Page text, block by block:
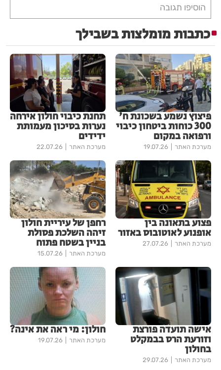
הוסיפו תגובה
כתבות מומלצות בשבילך
פיצוץ נשמע בשכונת ח'
300 כוחות ביטחון כיבוי
ורפואה במקום
מערכת האתר 19.07.26
תחנת כיבוי חולון אירחה
נערות בסיכון מעמותת
ידידים
מערכת האתר 22.07.26
פצוע בתאונה בין
אופנוע לאוטובוס באזור
מערכת האתר 27.07.26
רחפן של עיריית חולון
זיהה השלכת פסולת
בניין בשטח פתוח
מערכת האתר 15.07.26
אישה תועדה פורצת
וזורעת הרס בבמקלט
בחולון
מערכת האתר 29.07.26
חולון: מי ראה את אינה?
מערכת האתר 19.07.26